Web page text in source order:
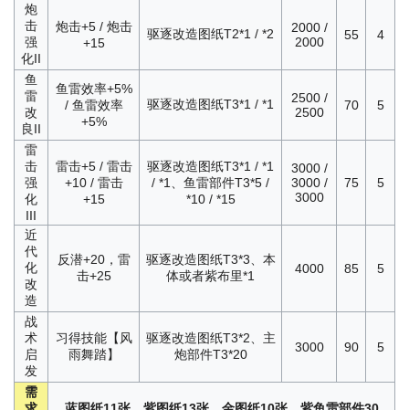
炮
击
强
化II
炮击+5 / 炮击
+15
驱逐改造图纸T2*1 / *2
2000 /
2000
55 4
鱼
雷
改
良II
鱼雷效率+5%
/ 鱼雷效率
+5%
驱逐改造图纸T3*1 / *1
2500 /
2500
70 5
雷
击
强
化
III
雷击+5 / 雷击
+10 / 雷击
+15
驱逐改造图纸T3*1 / *1
/ *1、鱼雷部件T3*5 /
*10 / *15
3000 /
3000 /
3000
75 5
近
代
化
改
造
反潜+20，雷
击+25
驱逐改造图纸T3*3、本
体或者紫布里*1
4000 85 5
战
术
启
发
习得技能【风
雨舞踏】
驱逐改造图纸T3*2、主
炮部件T3*20
3000 90 5
需